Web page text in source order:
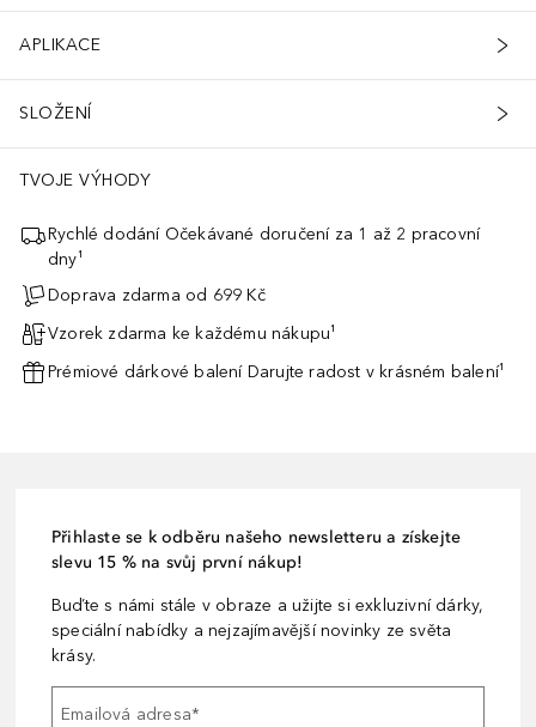
APLIKACE
SLOŽENÍ
TVOJE VÝHODY
Rychlé dodání Očekávané doručení za 1 až 2 pracovní
dny¹
Doprava zdarma od 699 Kč
Vzorek zdarma ke každému nákupu¹
Prémiové dárkové balení Darujte radost v krásném balení¹
Přihlaste se k odběru našeho newsletteru a získejte
slevu 15 % na svůj první nákup!
Buďte s námi stále v obraze a užijte si exkluzivní dárky,
speciální nabídky a nejzajímavější novinky ze světa
krásy.
Emailová adresa*